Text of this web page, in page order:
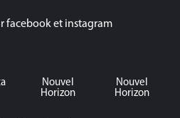
facebook et instagram
Nouvel
Horizon
Nouvel
Horizon